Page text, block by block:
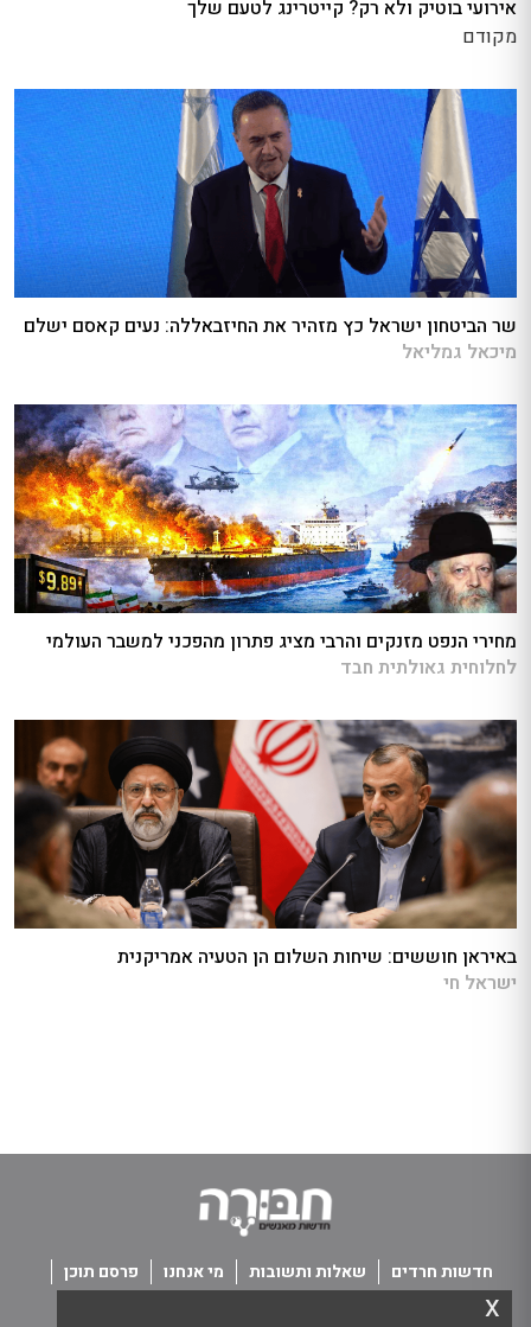
x
אירועי בוטיק ולא רק? קייטרינג לטעם שלך
מקודם
שר הביטחון ישראל כץ מזהיר את החיזבאללה: נעים קאסם ישלם
מיכאל גמליאל
מחירי הנפט מזנקים והרבי מציג פתרון מהפכני למשבר העולמי
לחלוחית גאולתית חבד
באיראן חוששים: שיחות השלום הן הטעיה אמריקנית
ישראל חי
חדשות חרדים שאלות ותשובות מי אנחנו
פרסם תוכן